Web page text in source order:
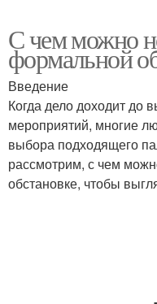
С чем можно
формальной
Введение
Когда дело доходит
мероприятий, многие
выбора подходящего
рассмотрим, с чем
обстановке, чтобы